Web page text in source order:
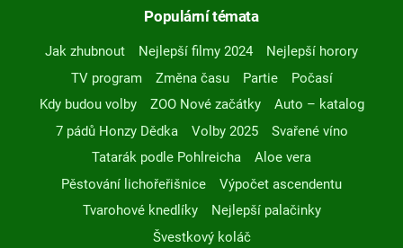
Populární témata
Jak zhubnout Nejlepší filmy 2024
Nejlepší horory
TV program
Změna času Partie
Počasí
Kdy budou volby
ZOO Nové začátky
Auto – katalog
7 pádů Honzy Dědka
Volby 2025
Svařené víno
Tatarák podle Pohlreicha
Aloe vera
Pěstování lichořeřišnice
Výpočet ascendentu
Tvarohové knedlíky
Nejlepší palačinky
Švestkový koláč